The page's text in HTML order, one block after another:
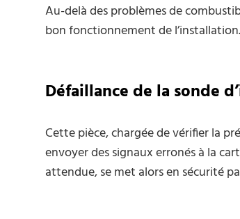
Au-delà des problèmes de
bon fonctionnement de
Défaillance de la sonde
Cette pièce, chargée de vérifier la
envoyer des signaux erronés à la
attendue, se met alors en sécurité